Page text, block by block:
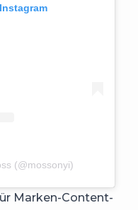
(@mossonyi)
Marken-Content-